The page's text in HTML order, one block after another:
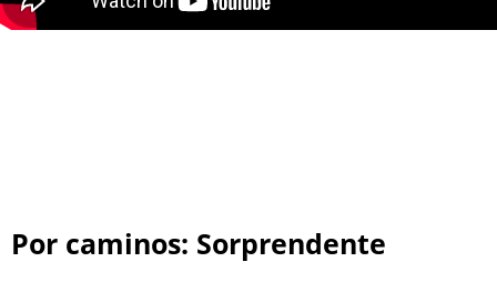
Por caminos: Sorprendente